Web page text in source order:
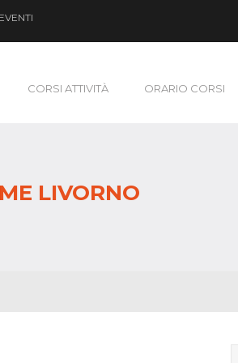
CORSI ATTIVITÀ ORARIO CORSI
LIVORNO